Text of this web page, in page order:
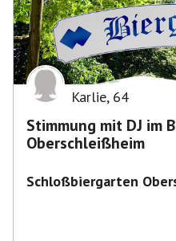
Karlie, 64
Stimmung mit DJ im
Oberschleißheim
Schloßbiergarten